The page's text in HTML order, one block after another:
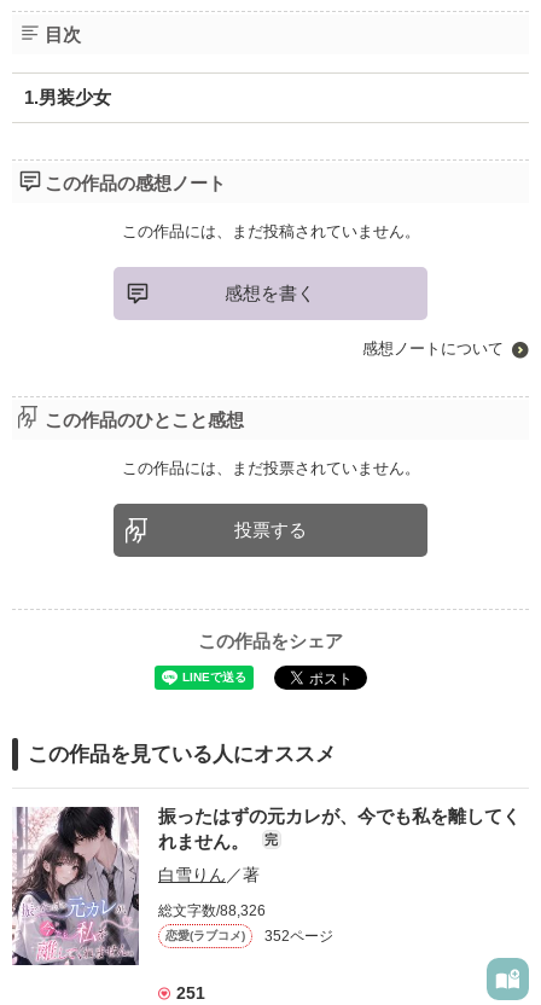
目次
1.男装少女
この作品の感想ノート
この作品には、まだ投稿されていません。
感想を書く
感想ノートについて
この作品のひとこと感想
この作品には、まだ投票されていません。
投票する
この作品をシェア
この作品を見ている人にオススメ
振ったはずの元カレが、今でも私を離してく
れません。
完
白雪りん／著
総文字数/88,326
恋愛(ラブコメ) 352ページ
251